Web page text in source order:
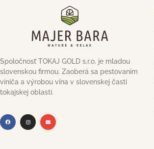
Spoločnosť TOKAJ GOLD s.r.o. je mladou
slovenskou firmou. Zaoberá sa pestovaním
viniča a výrobou vína v slovenskej časti
tokajskej oblasti.